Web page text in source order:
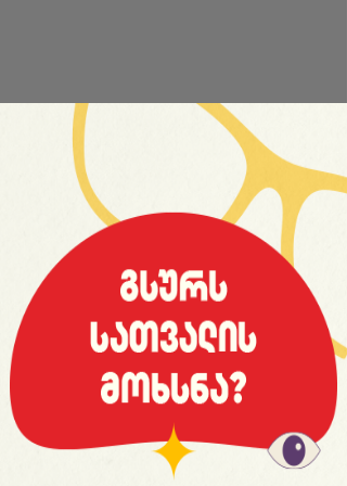
საიტის სრული ვერსია
© 2008 იანვარი, «მსოფლიო სპორტი»
ვებ-გვერდ WORLDSPORT.GE-ს ინფორმაციებისა და
ფოტომასალის გამოყენება, რედაქციასთან
შეთანხმების გარეშე, აკრძალულია!